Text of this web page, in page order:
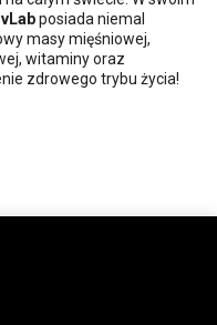
posiada niemal
masy mięśniowej,
witaminy oraz
zdrowego trybu życia!